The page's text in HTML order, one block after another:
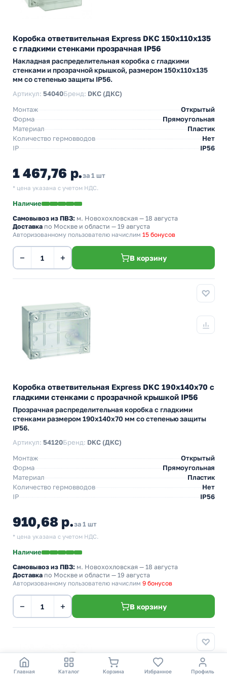
Коробка ответвительная Express DKC 150х110х135
с гладкими стенками прозрачная IP56
Накладная распределительная коробка с гладкими
стенками и прозрачной крышкой, размером 150х110х135
мм со степенью защиты IP56.
Артикул: 54040Бренд: DKC (ДКС)
Монтаж
Открытый
Форма
Прямоугольная
Материал
Пластик
Количество гермовводов
Нет
IP
IP56
1 467,76 р.за 1 шт
* цена указана с учетом НДС.
Наличие
Самовывоз из ПВЗ: м. Новохохловская — 18 августа
Доставка по Москве и области — 19 августа
Авторизованному пользователю начислим 15 бонусов
− + В корзину
Коробка ответвительная Express DKC 190х140х70 с
гладкими стенками c прозрачной крышкой IP56
Прозрачная распределительная коробка с гладкими
стенками размером 190х140х70 мм со степенью защиты
IP56.
Артикул: 54120Бренд: DKC (ДКС)
Монтаж
Открытый
Форма
Прямоугольная
Материал
Пластик
Количество гермовводов
Нет
IP
IP56
910,68 р.за 1 шт
* цена указана с учетом НДС.
Наличие
Самовывоз из ПВЗ: м. Новохохловская — 18 августа
Доставка по Москве и области — 19 августа
Авторизованному пользователю начислим 9 бонусов
− + В корзину
Главная Каталог Корзина Избранное Профиль